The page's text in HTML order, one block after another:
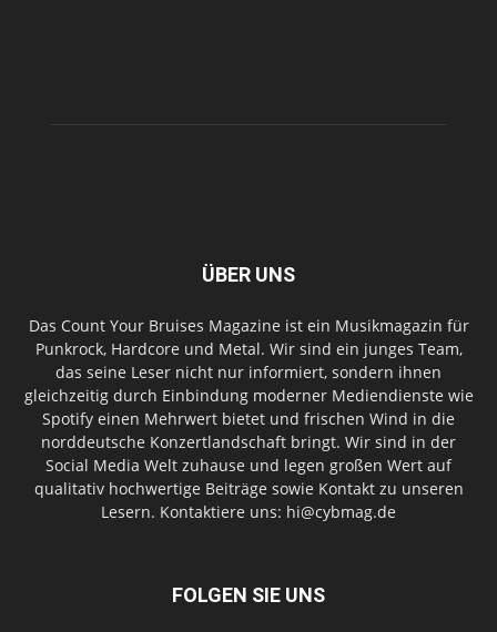
ÜBER UNS
Das Count Your Bruises Magazine ist ein Musikmagazin für
Punkrock, Hardcore und Metal. Wir sind ein junges Team,
das seine Leser nicht nur informiert, sondern ihnen
gleichzeitig durch Einbindung moderner Mediendienste wie
Spotify einen Mehrwert bietet und frischen Wind in die
norddeutsche Konzertlandschaft bringt. Wir sind in der
Social Media Welt zuhause und legen großen Wert auf
qualitativ hochwertige Beiträge sowie Kontakt zu unseren
Lesern. Kontaktiere uns: hi@cybmag.de
FOLGEN SIE UNS